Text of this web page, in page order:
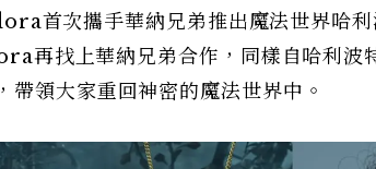
首次攜手華納兄弟推出魔法世界哈利
再找上華納兄弟合作，同樣自哈利波
帶領大家重回神密的魔法世界中。